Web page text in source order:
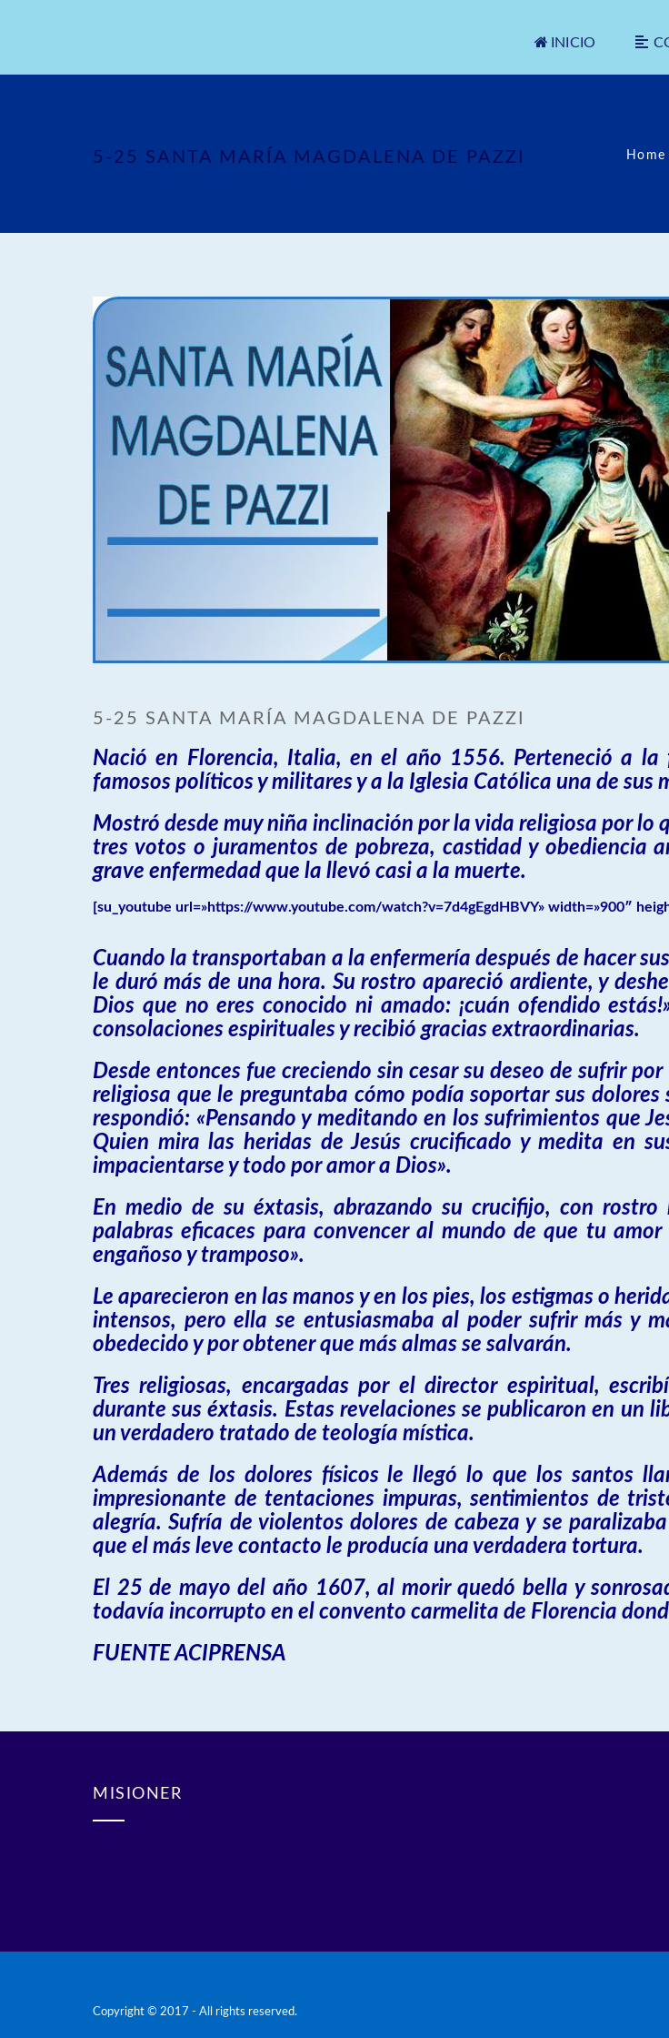
INICIO
5-25 SANTA MARÍA MAGDALENA DE PAZZI Home
5-25 SANTA MARÍA MAGDALENA DE PAZZI
Nació en Florencia, Italia, en el año 1556. Perteneció a
famosos políticos y militares y a la Iglesia Católica una de sus
Mostró desde muy niña inclinación por la vida religiosa por lo
tres votos o juramentos de pobreza, castidad y obediencia
grave enfermedad que la llevó casi a la muerte.
[su_youtube url=»https://www.youtube.com/watch?v=7d4gEgdHBVY» width=»900″
Cuando la transportaban a la enfermería después de hacer
le duró más de una hora. Su rostro apareció ardiente, y
Dios que no eres conocido ni amado: ¡cuán ofendido
consolaciones espirituales y recibió gracias extraordinarias.
Desde entonces fue creciendo sin cesar su deseo de sufrir
religiosa que le preguntaba cómo podía soportar sus
respondió: «Pensando y meditando en los sufrimientos que
Quien mira las heridas de Jesús crucificado y medita en
impacientarse y todo por amor a Dios».
En medio de su éxtasis, abrazando su crucifijo, con rostro
palabras eficaces para convencer al mundo de que tu
engañoso y tramposo».
Le aparecieron en las manos y en los pies, los estigmas o
intensos, pero ella se entusiasmaba al poder sufrir más y
obedecido y por obtener que más almas se salvarán.
Tres religiosas, encargadas por el director espiritual,
durante sus éxtasis. Estas revelaciones se publicaron en un
un verdadero tratado de teología mística.
Además de los dolores físicos le llegó lo que los santos
impresionante de tentaciones impuras, sentimientos de
alegría. Sufría de violentos dolores de cabeza y se
que el más leve contacto le producía una verdadera tortura.
El 25 de mayo del año 1607, al morir quedó bella y
todavía incorrupto en el convento carmelita de Florencia
FUENTE ACIPRENSA
MISIONER
Copyright © 2017 - All rights reserved.